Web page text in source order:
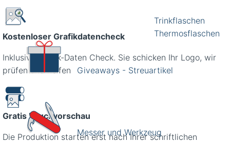
Trinkflaschen
Thermosflaschen
Giveaways - Streuartikel
Messer und Werkzeug
Kostenloser Grafikdatencheck
Inklusive Grafik-Daten Check. Sie schicken Ihr Logo, wir
prüfen und helfen
Gratis Druckvorschau
Die Produktion starten erst nach Ihrer schriftlichen